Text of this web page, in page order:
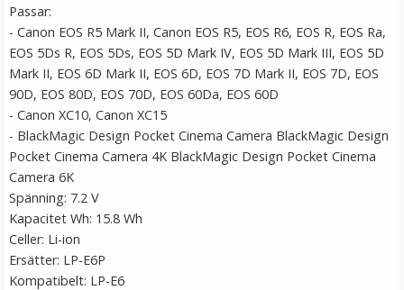
★★★★ ★
79 kr
LÄGG I VARUKORG
Passar:
- Canon EOS R5 Mark II, Canon EOS R5, EOS R6, EOS R, EOS Ra,
EOS 5Ds R, EOS 5Ds, EOS 5D Mark IV, EOS 5D Mark III, EOS 5D
Mark II, EOS 6D Mark II, EOS 6D, EOS 7D Mark II, EOS 7D, EOS
90D, EOS 80D, EOS 70D, EOS 60Da, EOS 60D
- Canon XC10, Canon XC15
- BlackMagic Design Pocket Cinema Camera BlackMagic Design
Pocket Cinema Camera 4K BlackMagic Design Pocket Cinema
Camera 6K
Spänning: 7.2 V
Kapacitet Wh: 15.8 Wh
Celler: Li-ion
Ersätter: LP-E6P
Kompatibelt: LP-E6